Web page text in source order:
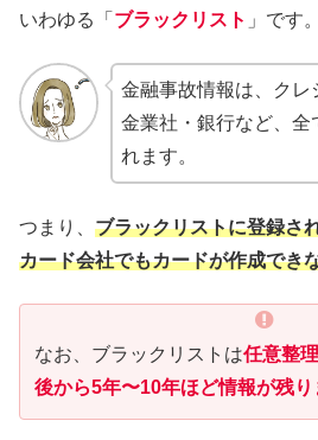
いわゆる「 ブラックリスト 」です。
金融事故情報は、ク
金業社・銀行など、全
れます。
つまり、 ブラックリストに登録さ
カード会社でもカードが作成でき
なお、ブラックリストは任意整
後から5年〜10年ほど情報が残り